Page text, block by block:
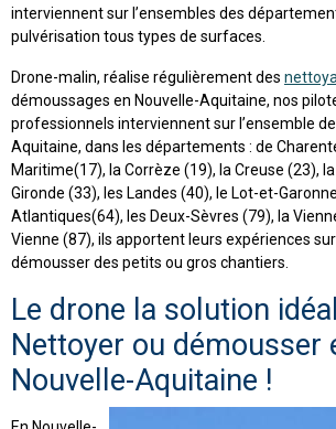
interviennent sur l’ensembles des
pulvérisation tous types de surfaces.
Drone-malin, réalise régulièrement des
démoussages en Nouvelle-Aquitaine, nos
professionnels interviennent sur l’ensemble
Aquitaine, dans les départements : de
Maritime(17), la Corrèze (19), la Creuse (23),
Gironde (33), les Landes (40), le Lot-et-
Atlantiques(64), les Deux-Sèvres (79), la
Vienne (87), ils apportent leurs expériences
démousser des petits ou gros chantiers.
Le drone la solution
Nettoyer ou démousser
Nouvelle-Aquitaine !